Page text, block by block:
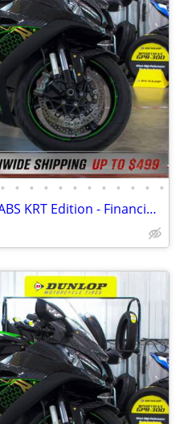
• • • • • • • • • • • •
2020 Kawasaki Ninja ZX-10R ABS KRT Edition - Financing Available!